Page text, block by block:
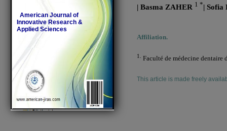
American Journal of
Innovative Research &
Applied Sciences
| Basma ZAHER 1 *|
Affiliation.
1. Faculté de médecine dentaire
This article is made freely